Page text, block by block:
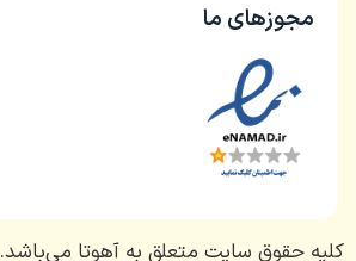
مجوزهای ما
کلیه حقوق سایت متعلق به آهوتا می‌باشد.